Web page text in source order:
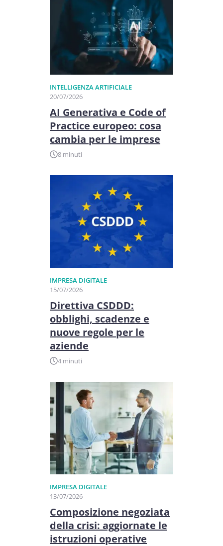
INTELLIGENZA ARTIFICIALE
20/07/2026
AI Generativa e Code of
Practice europeo: cosa
cambia per le imprese
8 minuti
IMPRESA DIGITALE
15/07/2026
Direttiva CSDDD:
obblighi, scadenze e
nuove regole per le
aziende
4 minuti
IMPRESA DIGITALE
13/07/2026
Composizione negoziata
della crisi: aggiornate le
istruzioni operative